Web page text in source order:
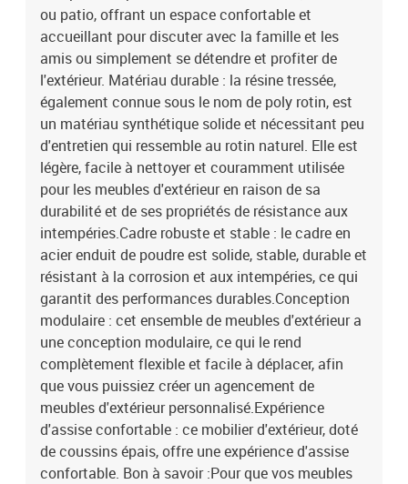
livraison contient :4 x canapé d'angle2 x canapé central10 x
coussin de dossier6 x coussin de siège
ou patio, offrant un espace confortable et
accueillant pour discuter avec la famille et les
amis ou simplement se détendre et profiter de
l'extérieur. Matériau durable : la résine tressée,
également connue sous le nom de poly rotin, est
un matériau synthétique solide et nécessitant peu
d'entretien qui ressemble au rotin naturel. Elle est
légère, facile à nettoyer et couramment utilisée
pour les meubles d'extérieur en raison de sa
durabilité et de ses propriétés de résistance aux
intempéries.Cadre robuste et stable : le cadre en
acier enduit de poudre est solide, stable, durable et
résistant à la corrosion et aux intempéries, ce qui
garantit des performances durables.Conception
modulaire : cet ensemble de meubles d'extérieur a
une conception modulaire, ce qui le rend
complètement flexible et facile à déplacer, afin
que vous puissiez créer un agencement de
meubles d'extérieur personnalisé.Expérience
d'assise confortable : ce mobilier d'extérieur, doté
de coussins épais, offre une expérience d'assise
confortable. Bon à savoir :Pour que vos meubles